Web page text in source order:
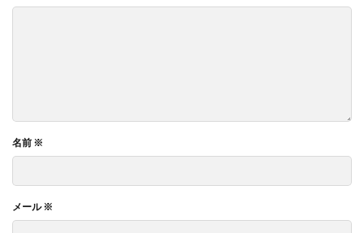
名前 ※
メール※